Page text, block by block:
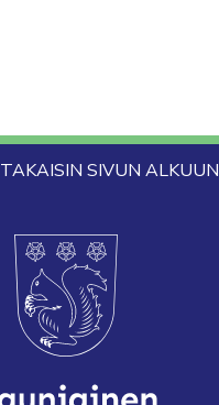
TAKAISIN SIVUN ALKUUN